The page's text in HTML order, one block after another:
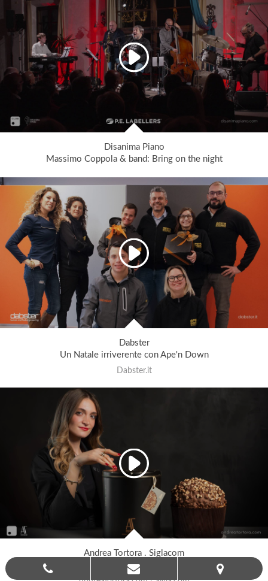
Disanima Piano
Massimo Coppola & band: Bring on the night
Dabster
Un Natale irriverente con Ape'n Down
Dabster.it
Andrea Tortora . Siglacom
Natale 2025